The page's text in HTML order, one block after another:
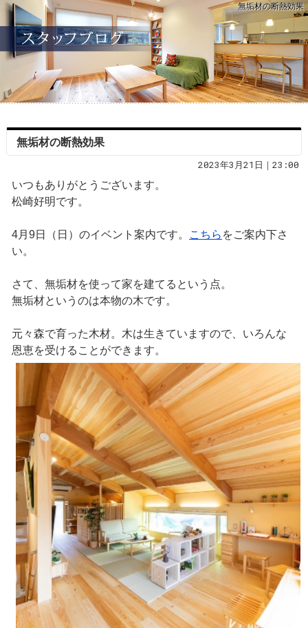
無垢材の断熱効果
無垢材の断熱効果
2023年3月21日｜23:00
いつもありがとうございます。
松崎好明です。
4月9日（日）のイベント案内です。 こちら をご案内下さ
い。
さて、無垢材を使って家を建てるという点。
無垢材というのは本物の木です。
元々森で育った木材。木は生きていますので、いろんな
恩恵を受けることができます。